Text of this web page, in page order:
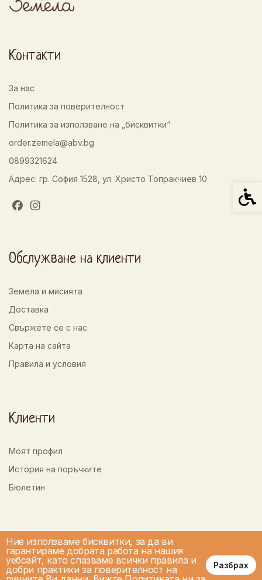
Ние използваме бисквитки, за да ви
гарантираме добрата работа на нашия
уебсайт, като спазваме всички правила и
добри практики за поверителност на
Разбрах
Контакти
За нас
Политика за поверителност
Политика за използване на „бисквитки“
order.zemela@abv.bg
0899321624
Адрес: гр. София 1528, ул. Христо Топракчиев 10
Обслужване на клиенти
Земела и мисията
Доставка
Свържете се с нас
Карта на сайта
Правила и условия
Клиенти
Моят профил
История на поръчките
Бюлетин